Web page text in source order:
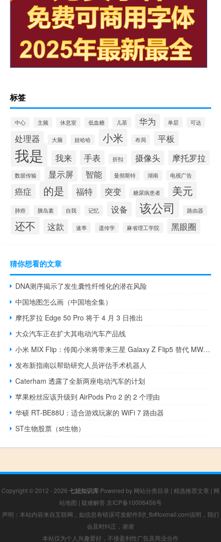
标签
中心 主频 休息室 低血糖 儿茶 华为 单层 可达
处理器 大脑 娃哈哈 小米 布局 平板
我是 我来 手表 折扣 摄像头 摩托罗拉
数据传输 显示屏 智能 曼彻斯特 湖南 电视广告
癌症 的是 福特 突变 糖尿病患者 美元
肺癌 胰岛素 自我 记忆 设备 该公司 路由器
还不 这款 速率 遗传学 麻省理工学院 黑眼圈
猜你想看的文章
DNA测序揭示了发生囊性纤维化的潜在风险
中国地图怎么画（中国地全集）
摩托罗拉 Edge 50 Pro 将于 4 月 3 日推出
大众汽车正在扩大其电动汽车产品线
小米 MIX Flip：传闻小米将带来三星 Galaxy Z Flip5 替代 MWC 2024
发布新指南以帮助研究人员评估手术机器人
Caterham 透露了全新两座电动汽车的计划
苹果粉丝应该升级到 AirPods Pro 2 的 2 个理由
华硕 RT-BE88U：适合游戏玩家的 WiFi 7 路由器
ST生物股票（st生物）
Copyright © 2012 - 2026 七姐知识库 Powered by 网站分类目录 | 精选推荐文章 | 网
站地图 | 疑难解答 京ICP备10006456号
声明：本站内容来自互联网，如信息有错误可发邮件到f_fb#foxmail.com说明，我们
会及时纠正，谢谢
本站仅为个人兴趣爱好，不接盈利性广告及商业合作